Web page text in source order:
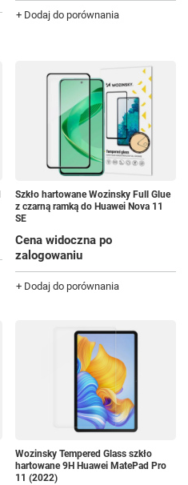
+ Dodaj do porównania
Szkło hartowane Wozinsky Full Glue
z czarną ramką do Huawei Nova 11
SE
Cena widoczna po
zalogowaniu
+ Dodaj do porównania
Wozinsky Tempered Glass szkło
hartowane 9H Huawei MatePad Pro
11 (2022)